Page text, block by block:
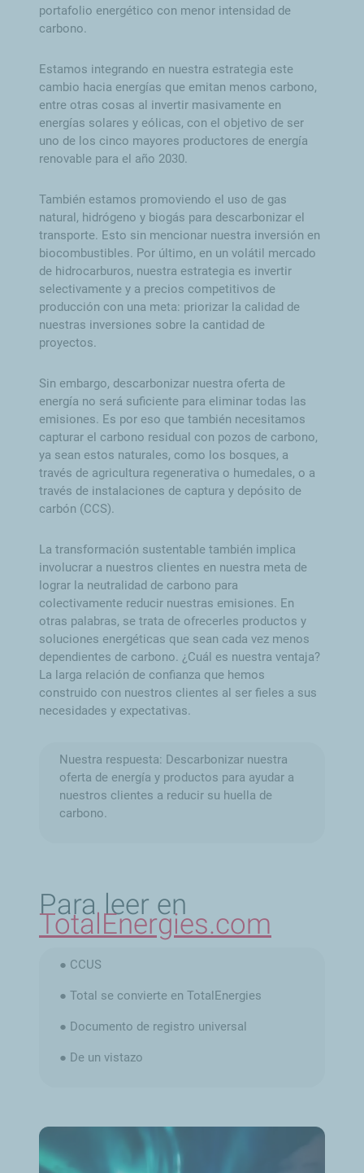
portafolio energético con menor intensidad de
carbono.
Estamos integrando en nuestra estrategia este
cambio hacia energías que emitan menos carbono,
entre otras cosas al invertir masivamente en
energías solares y eólicas, con el objetivo de ser
uno de los cinco mayores productores de energía
renovable para el año 2030.
También estamos promoviendo el uso de gas
natural, hidrógeno y biogás para descarbonizar el
transporte. Esto sin mencionar nuestra inversión en
biocombustibles. Por último, en un volátil mercado
de hidrocarburos, nuestra estrategia es invertir
selectivamente y a precios competitivos de
producción con una meta: priorizar la calidad de
nuestras inversiones sobre la cantidad de
proyectos.
Sin embargo, descarbonizar nuestra oferta de
energía no será suficiente para eliminar todas las
emisiones. Es por eso que también necesitamos
capturar el carbono residual con pozos de carbono,
ya sean estos naturales, como los bosques, a
través de agricultura regenerativa o humedales, o a
través de instalaciones de captura y depósito de
carbón (CCS).
La transformación sustentable también implica
involucrar a nuestros clientes en nuestra meta de
lograr la neutralidad de carbono para
colectivamente reducir nuestras emisiones. En
otras palabras, se trata de ofrecerles productos y
soluciones energéticas que sean cada vez menos
dependientes de carbono. ¿Cuál es nuestra ventaja?
La larga relación de confianza que hemos
construido con nuestros clientes al ser fieles a sus
necesidades y expectativas.
Nuestra respuesta: Descarbonizar nuestra
oferta de energía y productos para ayudar a
nuestros clientes a reducir su huella de
carbono.
Para leer en
TotalEnergies.com
● CCUS
● Total se convierte en TotalEnergies
● Documento de registro universal
● De un vistazo